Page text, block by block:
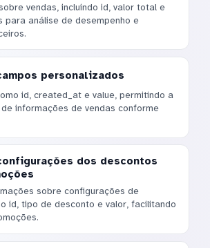
vendas, incluindo id, valor total e
para análise de desempenho e
personalizados
id, created_at e value, permitindo a
informações de vendas conforme
dos descontos
sobre configurações de
id, tipo de desconto e valor, facilitando